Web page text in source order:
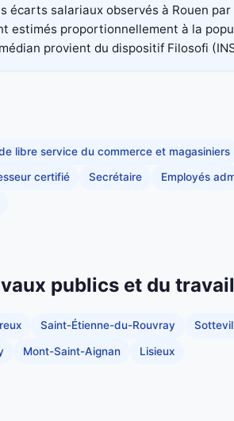
écarts salariaux observés à Rouen
estimés proportionnellement à la
provient du dispositif Filosofi
libre service du commerce et magasiniers
certifié Secrétaire Employés
publics et du
Saint-Étienne-du-Rouvray
Mont-Saint-Aignan Lisieux